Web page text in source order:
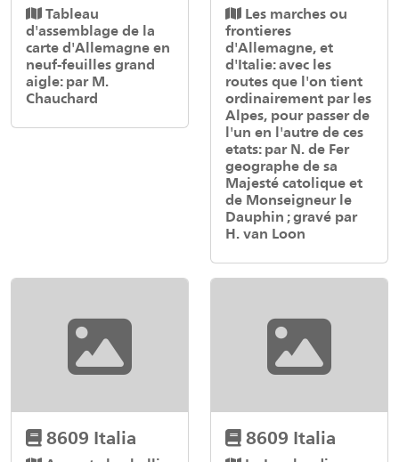
Tableau
d'assemblage de la
carte d'Allemagne en
neuf-feuilles grand
aigle: par M.
Chauchard
Les marches ou
frontieres
d'Allemagne, et
d'Italie: avec les
routes que l'on tient
ordinairement par les
Alpes, pour passer de
l'un en l'autre de ces
etats: par N. de Fer
geographe de sa
Majesté catolique et
de Monseigneur le
Dauphin ; gravé par
H. van Loon
8609 Italia 8609 Italia